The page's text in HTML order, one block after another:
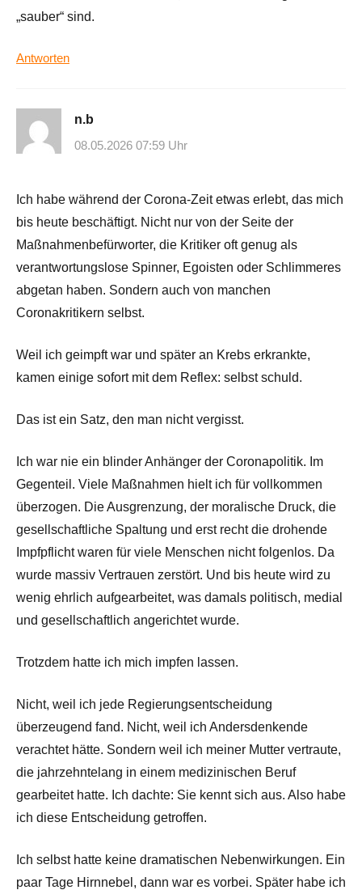
„sauber“ sind.
Antworten
n.b
08.05.2026 07:59 Uhr
Ich habe während der Corona-Zeit etwas erlebt, das mich
bis heute beschäftigt. Nicht nur von der Seite der
Maßnahmenbefürworter, die Kritiker oft genug als
verantwortungslose Spinner, Egoisten oder Schlimmeres
abgetan haben. Sondern auch von manchen
Coronakritikern selbst.
Weil ich geimpft war und später an Krebs erkrankte,
kamen einige sofort mit dem Reflex: selbst schuld.
Das ist ein Satz, den man nicht vergisst.
Ich war nie ein blinder Anhänger der Coronapolitik. Im
Gegenteil. Viele Maßnahmen hielt ich für vollkommen
überzogen. Die Ausgrenzung, der moralische Druck, die
gesellschaftliche Spaltung und erst recht die drohende
Impfpflicht waren für viele Menschen nicht folgenlos. Da
wurde massiv Vertrauen zerstört. Und bis heute wird zu
wenig ehrlich aufgearbeitet, was damals politisch, medial
und gesellschaftlich angerichtet wurde.
Trotzdem hatte ich mich impfen lassen.
Nicht, weil ich jede Regierungsentscheidung
überzeugend fand. Nicht, weil ich Andersdenkende
verachtet hätte. Sondern weil ich meiner Mutter vertraute,
die jahrzehntelang in einem medizinischen Beruf
gearbeitet hatte. Ich dachte: Sie kennt sich aus. Also habe
ich diese Entscheidung getroffen.
Ich selbst hatte keine dramatischen Nebenwirkungen. Ein
paar Tage Hirnnebel, dann war es vorbei. Später habe ich